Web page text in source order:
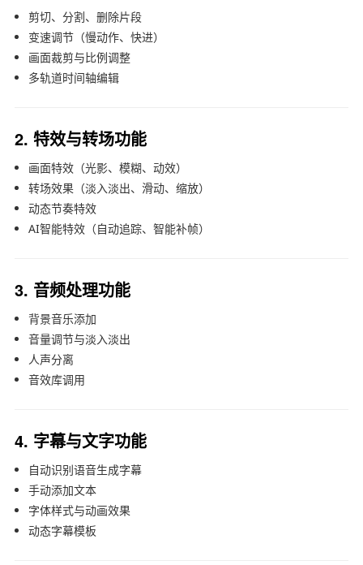
剪切、分割、删除片段
变速调节（慢动作、快进）
画面裁剪与比例调整
多轨道时间轴编辑
2. 特效与转场功能
画面特效（光影、模糊、动效）
转场效果（淡入淡出、滑动、缩放）
动态节奏特效
AI智能特效（自动追踪、智能补帧）
3. 音频处理功能
背景音乐添加
音量调节与淡入淡出
人声分离
音效库调用
4. 字幕与文字功能
自动识别语音生成字幕
手动添加文本
字体样式与动画效果
动态字幕模板